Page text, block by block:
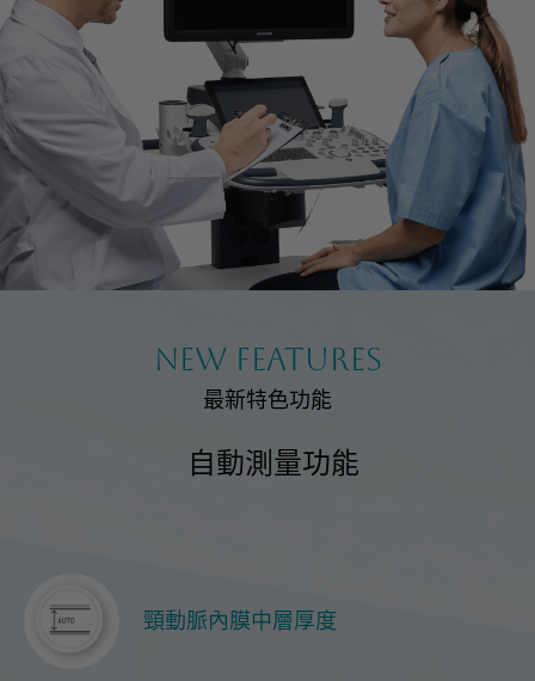
課程資訊
展會活動
聯絡我們
諮詢表單
服務據點
NEW FEATURES
最新特色功能
自動測量功能
頸動脈內膜中層厚度